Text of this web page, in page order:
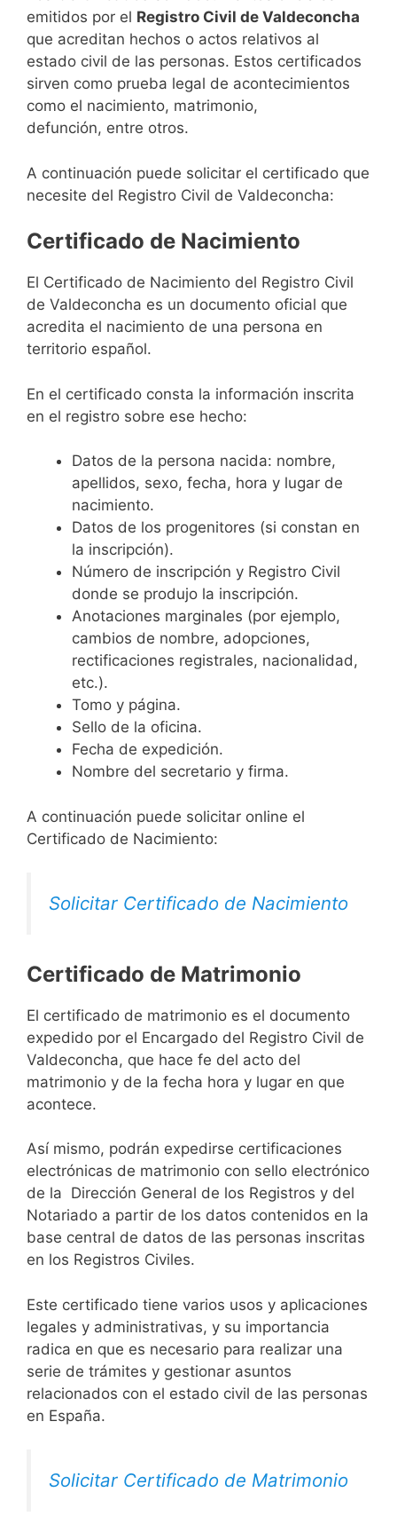
emitidos por el Registro Civil de Valdeconcha
que acreditan hechos o actos relativos al
estado civil de las personas. Estos certificados
sirven como prueba legal de acontecimientos
como el nacimiento, matrimonio,
defunción, entre otros.
A continuación puede solicitar el certificado que
necesite del Registro Civil de Valdeconcha:
Certificado de Nacimiento
El Certificado de Nacimiento del Registro Civil
de Valdeconcha es un documento oficial que
acredita el nacimiento de una persona en
territorio español.
En el certificado consta la información inscrita
en el registro sobre ese hecho:
Datos de la persona nacida: nombre,
apellidos, sexo, fecha, hora y lugar de
nacimiento.
Datos de los progenitores (si constan en
la inscripción).
Número de inscripción y Registro Civil
donde se produjo la inscripción.
Anotaciones marginales (por ejemplo,
cambios de nombre, adopciones,
rectificaciones registrales, nacionalidad,
etc.).
Tomo y página.
Sello de la oficina.
Fecha de expedición.
Nombre del secretario y firma.
A continuación puede solicitar online el
Certificado de Nacimiento:
Solicitar Certificado de Nacimiento
Certificado de Matrimonio
El certificado de matrimonio es el documento
expedido por el Encargado del Registro Civil de
Valdeconcha, que hace fe del acto del
matrimonio y de la fecha hora y lugar en que
acontece.
Así mismo, podrán expedirse certificaciones
electrónicas de matrimonio con sello electrónico
de la Dirección General de los Registros y del
Notariado a partir de los datos contenidos en la
base central de datos de las personas inscritas
en los Registros Civiles.
Este certificado tiene varios usos y aplicaciones
legales y administrativas, y su importancia
radica en que es necesario para realizar una
serie de trámites y gestionar asuntos
relacionados con el estado civil de las personas
en España.
Solicitar Certificado de Matrimonio